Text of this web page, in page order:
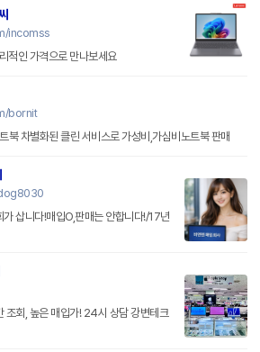
incomss
적인 가격으로 만나보세요
bornit
북 차별화된 클린 서비스로 가성비,가심비노트북 판매
삽니다!매입O,판매는 안합니다!/17년
조회, 높은 매입가! 24시 상담 강변테크